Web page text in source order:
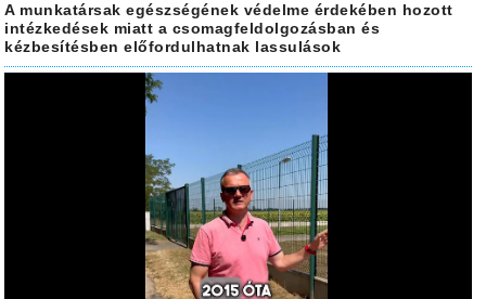
A munkatársak egészségének védelme érdekében hozott
intézkedések miatt a csomagfeldolgozásban és
kézbesítésben előfordulhatnak lassulások